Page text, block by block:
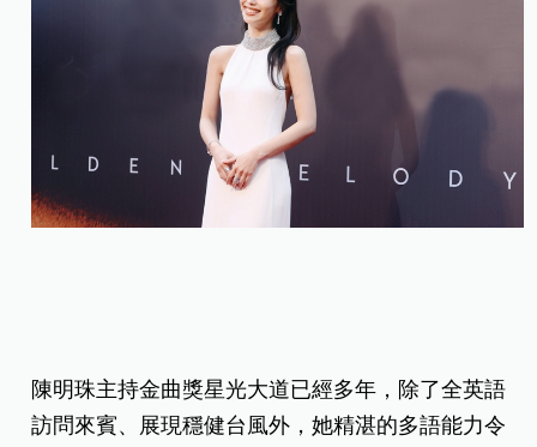
陳明珠主持金曲獎星光大道已經多年，除了全英語
訪問來賓、展現穩健台風外，她精湛的多語能力令